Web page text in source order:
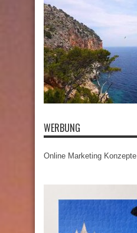
WERBUNG
Online Marketing Konzepte